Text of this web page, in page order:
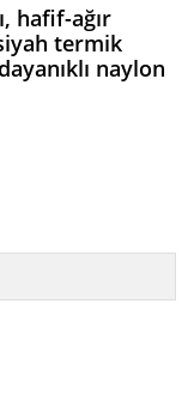
hafif-ağır
termik
naylon